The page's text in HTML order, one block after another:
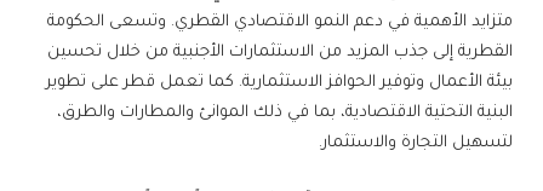
متزايد الأهمية في دعم النمو الاقتصادي القطري. وتسعى الحكومة
القطرية إلى جذب المزيد من الاستثمارات الأجنبية من خلال تحسين
بيئة الأعمال وتوفير الحوافز الاستثمارية. كما تعمل قطر على تطوير
البنية التحتية الاقتصادية، بما في ذلك الموانئ والمطارات والطرق،
لتسهيل التجارة والاستثمار.